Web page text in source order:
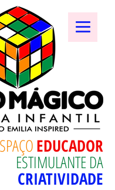
EDUCADOR
ESTIMULANTE DA
CRIATIVIDADE